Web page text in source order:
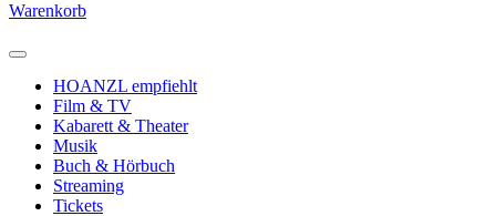
Warenkorb
HOANZL empfiehlt
Film & TV
Kabarett & Theater
Musik
Buch & Hörbuch
Streaming
Tickets